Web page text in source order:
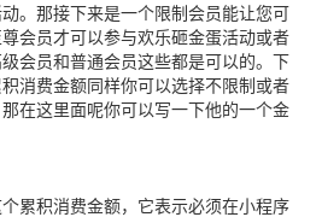
。那接下来是一个限制会员能让您可
会员才可以参与欢乐砸金蛋活动或者
会员和普通会员这些都是可以的。下
消费金额同样你可以选择不限制或者
在这里面呢你可以写一下他的一个金
累积消费金额，它表示必须在小程序